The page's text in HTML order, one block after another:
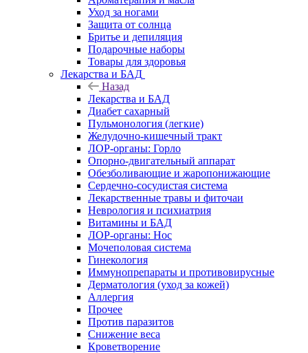
Уход за ногами
Защита от солнца
Бритье и депиляция
Подарочные наборы
Товары для здоровья
Лекарства и БАД
Назад
Лекарства и БАД
Диабет сахарный
Пульмонология (легкие)
Желудочно-кишечный тракт
ЛОР-органы: Горло
Опорно-двигательный аппарат
Обезболивающие и жаропонижающие
Сердечно-сосудистая система
Лекарственные травы и фиточаи
Неврология и психиатрия
Витамины и БАД
ЛОР-органы: Нос
Мочеполовая система
Гинекология
Иммунопрепараты и противовирусные
Дерматология (уход за кожей)
Аллергия
Прочее
Против паразитов
Снижение веса
Кроветворение